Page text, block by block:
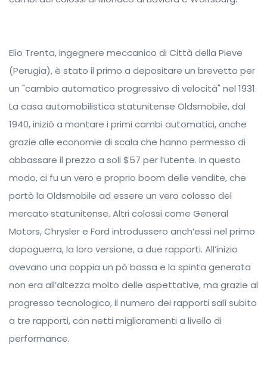
Elio Trenta, ingegnere meccanico di Città della Pieve
(Perugia), è stato il primo a depositare un brevetto per
un "cambio automatico progressivo di velocità" nel 1931.
La casa automobilistica statunitense Oldsmobile, dal
1940, iniziò a montare i primi cambi automatici, anche
grazie alle economie di scala che hanno permesso di
abbassare il prezzo a soli $57 per l’utente. In questo
modo, ci fu un vero e proprio boom delle vendite, che
portò la Oldsmobile ad essere un vero colosso del
mercato statunitense. Altri colossi come General
Motors, Chrysler e Ford introdussero anch’essi nel primo
dopoguerra, la loro versione, a due rapporti. All’inizio
avevano una coppia un pò bassa e la spinta generata
non era all’altezza molto delle aspettative, ma grazie al
progresso tecnologico, il numero dei rapporti salì subito
a tre rapporti, con netti miglioramenti a livello di
performance.